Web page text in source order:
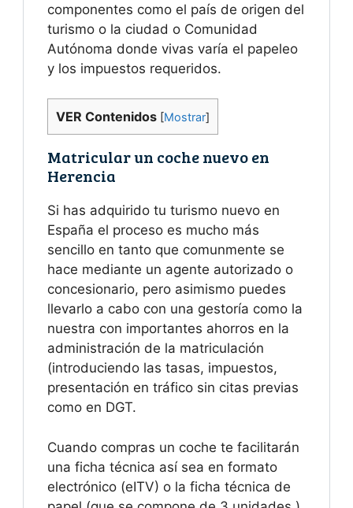
componentes como el país de origen del
turismo o la ciudad o Comunidad
Autónoma donde vivas varía el papeleo
y los impuestos requeridos.
VER Contenidos [Mostrar]
Matricular un coche nuevo en
Herencia
Si has adquirido tu turismo nuevo en
España el proceso es mucho más
sencillo en tanto que comunmente se
hace mediante un agente autorizado o
concesionario, pero asimismo puedes
llevarlo a cabo con una gestoría como la
nuestra con importantes ahorros en la
administración de la matriculación
(introduciendo las tasas, impuestos,
presentación en tráfico sin citas previas
como en DGT.
Cuando compras un coche te facilitarán
una ficha técnica así sea en formato
electrónico (eITV) o la ficha técnica de